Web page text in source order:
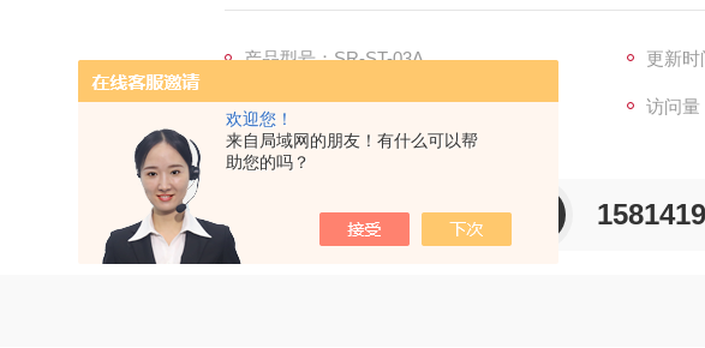
欢迎您！
来自局域网的朋友！有什么可以帮
助您的吗？
产品型号：SR-ST-03A 更新时
厂商性质：生产厂家 访问量
产品咨询